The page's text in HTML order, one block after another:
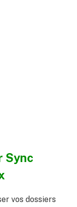
Sync
vos dossiers